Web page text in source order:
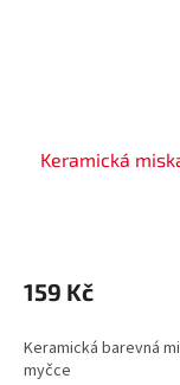
Keramická
159 Kč
Keramická barevná
myčce